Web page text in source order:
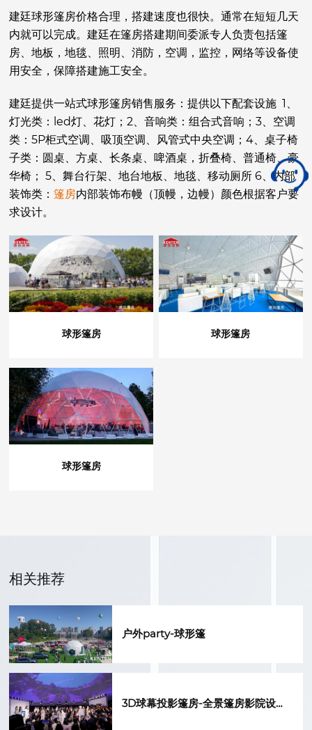
建廷球形篷房价格合理，搭建速度也很快。通常在短短几天
内就可以完成。建廷在篷房搭建期间委派专人负责包括篷
房、地板，地毯、照明、消防，空调，监控，网络等设备使
用安全，保障搭建施工安全。
建廷提供一站式球形篷房销售服务：提供以下配套设施 1、
灯光类：led灯、花灯；2、音响类：组合式音响；3、空调
类：5P柜式空调、吸顶空调、风管式中央空调；4、桌子椅
子类：圆桌、方桌、长条桌、啤酒桌，折叠椅、普通椅、豪
华椅； 5、舞台行架、地台地板、地毯、移动厕所 6、内部
装饰类：篷房内部装饰布幔（顶幔，边幔）颜色根据客户要
求设计。
球形篷房 球形篷房
球形篷房
相关推荐
户外party-球形篷
3D球幕投影篷房-全景篷房影院设计